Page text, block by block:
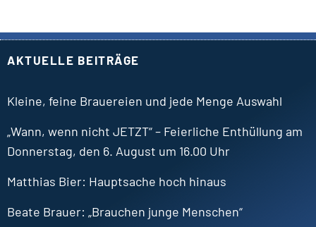
AKTUELLE BEITRÄGE
Kleine, feine Brauereien und jede Menge Auswahl
„Wann, wenn nicht JETZT“ – Feierliche Enthüllung am
Donnerstag, den 6. August um 16.00 Uhr
Matthias Bier Hauptsache hoch hinaus
Beate Brauer „Brauchen junge Menschen“